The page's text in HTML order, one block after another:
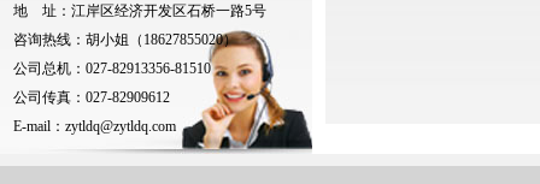
地 址：江岸区经济开发区石桥一路5号
咨询热线：胡小姐（18627855020）
公司总机：027-82913356-81510
公司传真：027-82909612
E-mail： zytldq@zytldq.com